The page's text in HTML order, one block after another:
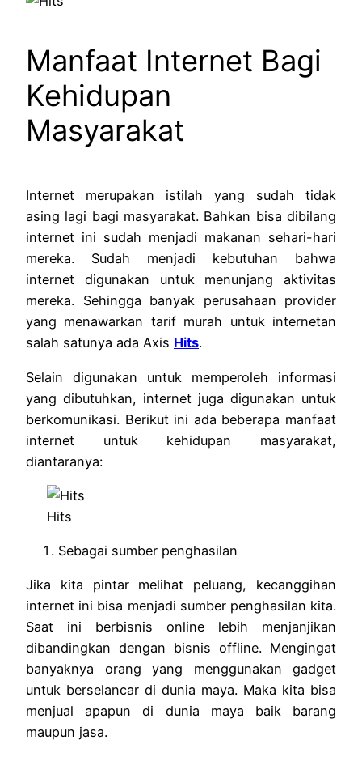
Manfaat Internet Bagi
Kehidupan
Masyarakat
Internet merupakan istilah yang sudah tidak
asing lagi bagi masyarakat. Bahkan bisa dibilang
internet ini sudah menjadi makanan sehari-hari
mereka. Sudah menjadi kebutuhan bahwa
internet digunakan untuk menunjang aktivitas
mereka. Sehingga banyak perusahaan provider
yang menawarkan tarif murah untuk internetan
salah satunya ada Axis Hits.
Selain digunakan untuk memperoleh informasi
yang dibutuhkan, internet juga digunakan untuk
berkomunikasi. Berikut ini ada beberapa manfaat
internet untuk kehidupan masyarakat,
diantaranya:
Hits
Sebagai sumber penghasilan
Jika kita pintar melihat peluang, kecanggihan
internet ini bisa menjadi sumber penghasilan kita.
Saat ini berbisnis online lebih menjanjikan
dibandingkan dengan bisnis offline. Mengingat
banyaknya orang yang menggunakan gadget
untuk berselancar di dunia maya. Maka kita bisa
menjual apapun di dunia maya baik barang
maupun jasa.